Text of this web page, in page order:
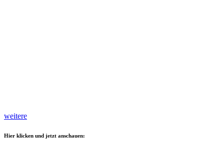
weitere
Hier klicken und jetzt anschauen: